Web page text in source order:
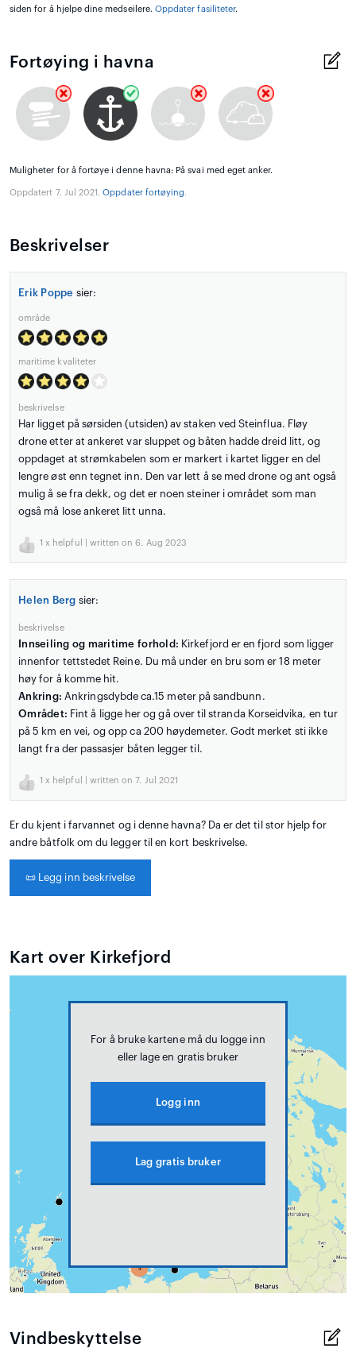
siden for å hjelpe dine medseilere. Oppdater fasiliteter.
Fortøying i havna
Muligheter for å fortøye i denne havna: På svai med eget anker.
Oppdatert 7. Jul 2021.Oppdater fortøying.
Beskrivelser
Erik Poppe sier:
område
maritime kvaliteter
beskrivelse
Har ligget på sørsiden (utsiden) av staken ved Steinflua. Fløy
drone etter at ankeret var sluppet og båten hadde dreid litt, og
oppdaget at strømkabelen som er markert i kartet ligger en del
lengre øst enn tegnet inn. Den var lett å se med drone og ant også
mulig å se fra dekk, og det er noen steiner i området som man
også må lose ankeret litt unna.
1 x helpful | written on 6. Aug 2023
Helen Berg sier:
beskrivelse
Innseiling og maritime forhold: Kirkefjord er en fjord som ligger
innenfor tettstedet Reine. Du må under en bru som er 18 meter
høy for å komme hit.
Ankring: Ankringsdybde ca.15 meter på sandbunn.
Området: Fint å ligge her og gå over til stranda Korseidvika, en tur
på 5 km en vei, og opp ca 200 høydemeter. Godt merket sti ikke
langt fra der passasjer båten legger til.
1 x helpful | written on 7. Jul 2021
Er du kjent i farvannet og i denne havna? Da er det til stor hjelp for
andre båtfolk om du legger til en kort beskrivelse.
📜 Legg inn beskrivelse
Kart over Kirkefjord
For å bruke kartene må du logge inn
eller lage en gratis bruker
Logg inn
Lag gratis bruker
Vindbeskyttelse